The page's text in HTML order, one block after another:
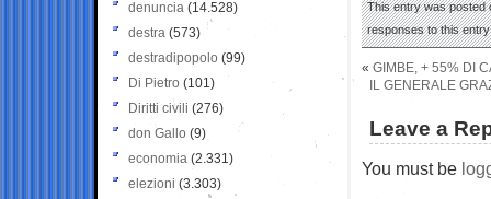
This entry was posted
responses to this
« GIMBE, + 55% DI
IL GENERALE
Leave a
You must be
denuncia (14.528)
destra (573)
destradipopolo (99)
Di Pietro (101)
Diritti civili (276)
don Gallo (9)
economia (2.331)
elezioni (3.303)